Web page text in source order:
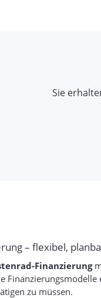
Sie
– flexibel,
Finanzierung
zu müssen.